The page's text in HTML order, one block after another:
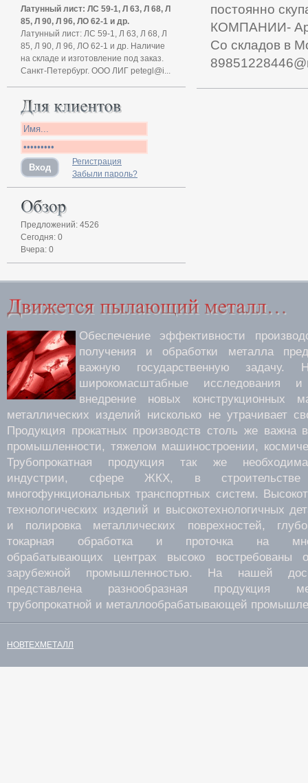
постоянно
КОМПАНИИ-
Со складов в
Латунный лист: ЛС 59-1, Л 63, Л 68, Л
85, Л 90, Л 96, ЛО 62-1 и др.
Латунный лист: ЛС 59-1, Л 63, Л 68, Л
85, Л 90, Л 96, ЛО 62-1 и др. Наличие
на складе и изготовление под заказ.
Санкт-Петербург. ООО ЛИГ petegl@i...
Регистрация
Забыли пароль?
Предложений: 4526
Сегодня: 0
Вчера: 0
Обеспечение эффективности
получения и обработки металла
важную государственную
широкомасштабные исследования
внедрение новых конструкционных
металлических изделий нисколько не утрачивает
Продукция прокатных производств столь же важна
промышленности, тяжелом машиностроении,
Трубопрокатная продукция так же
индустрии, сфере ЖКХ, в
многофункциональных транспортных систем.
технологических изделий и высокотехнологичных
и полировка металлических поврехностей,
токарная обработка и проточка на
обрабатывающих центрах высоко востребованы
зарубежной промышленностью. На нашей
представлена разнообразная продукция
трубопрокатной и металлообрабатывающей
НОВТЕХМЕТАЛЛ